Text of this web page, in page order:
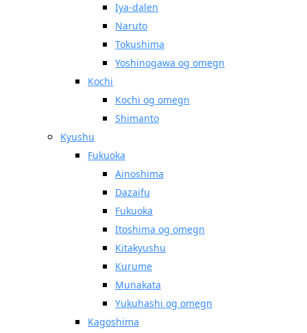
Iya-dalen
Naruto
Tokushima
Yoshinogawa og omegn
Kochi
Kochi og omegn
Shimanto
Kyushu
Fukuoka
Ainoshima
Dazaifu
Fukuoka
Itoshima og omegn
Kitakyushu
Kurume
Munakata
Yukuhashi og omegn
Kagoshima